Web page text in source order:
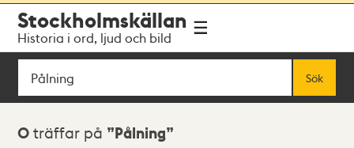
navigationen
huvudinnehållet
Stockholmskällan
Historia i ord, ljud och bild
Sök
Sök
Sökresultat
0 träffar på Pålning